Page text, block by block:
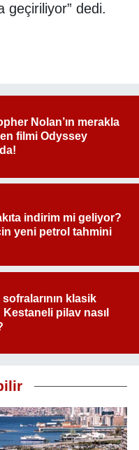
geçiriliyor” dedi.
Nolan’ın merakla
filmi Odyssey
indirim mi geliyor?
yeni petrol tahmini
sofralarının klasik
Kestaneli pilav nasıl